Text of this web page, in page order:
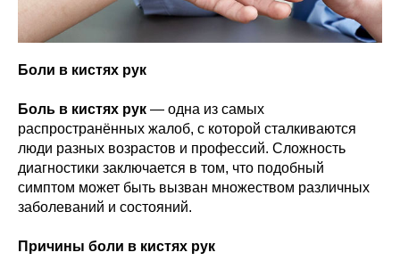
Боли в кистях рук
Боль в кистях рук — одна из самых
распространённых жалоб, с которой сталкиваются
люди разных возрастов и профессий. Сложность
диагностики заключается в том, что подобный
симптом может быть вызван множеством различных
заболеваний и состояний.
Причины боли в кистях рук